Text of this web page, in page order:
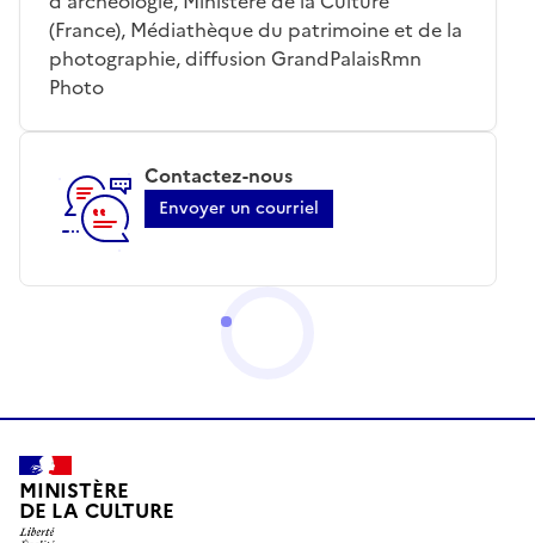
(France), Médiathèque du patrimoine et de la
photographie, diffusion GrandPalaisRmn
Photo
Contactez-nous
Envoyer un courriel
MINISTÈRE
DE LA CULTURE